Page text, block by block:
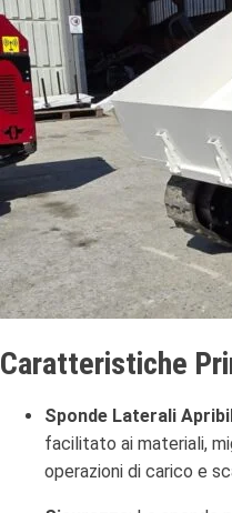
Caratteristiche
Sponde Laterali
facilitato ai materiali,
operazioni di carico e